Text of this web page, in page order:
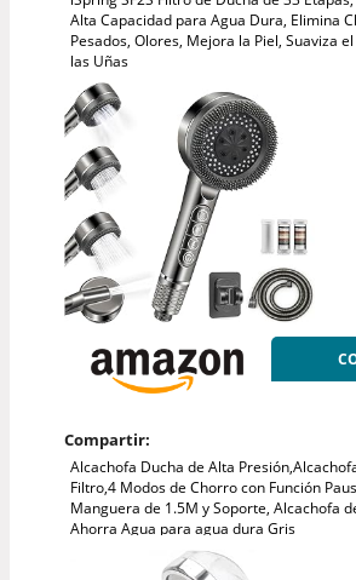
Alta Capacidad para Agua Dura, Elimina
Pesados, Olores, Mejora la Piel, Suaviza
las Uñas
Compartir:
Alcachofa Ducha de Alta
Filtro,4 Modos de Chorro con Función
Manguera de 1.5M y Soporte, Alcachofa
Ahorra Agua para agua dura Gris